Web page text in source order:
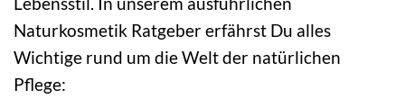
Naturkosmetik Ratgeber erfährst Du alles
Wichtige rund um die Welt der natürlichen
Pflege: